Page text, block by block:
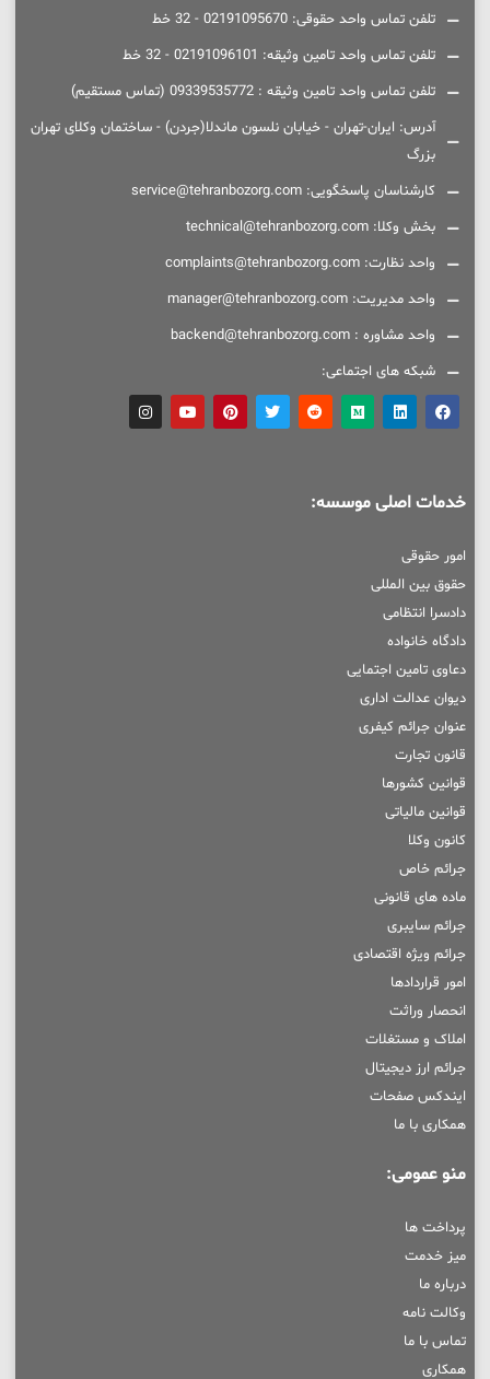
تلفن تماس واحد حقوقی: 02191095670 - 32 خط
تلفن تماس واحد تامین وثیقه: 02191096101 - 32 خط
تلفن تماس واحد تامین وثیقه : 09339535772 (تماس مستقیم)
آدرس: ایران-تهران - خیابان نلسون ماندلا(جردن) - ساختمان وکلای تهران
بزرگ
کارشناسان پاسخگویی: service@tehranbozorg.com
بخش وکلا: technical@tehranbozorg.com
واحد نظارت: complaints@tehranbozorg.com
واحد مدیریت: manager@tehranbozorg.com
واحد مشاوره : backend@tehranbozorg.com
شبکه های اجتماعی:
خدمات اصلی موسسه:
امور حقوقی
حقوق بین المللی
دادسرا انتظامی
دادگاه خانواده
دعاوی تامین اجتمایی
دیوان عدالت اداری
عنوان جرائم کیفری
قانون تجارت
قوانین کشورها
قوانین مالیاتی
کانون وکلا
جرائم خاص
ماده های قانونی
جرائم سایبری
جرائم ویژه اقتصادی
امور قراردادها
انحصار وراثت
املاک و مستغلات
جرائم ارز دیجیتال
ایندکس صفحات
همکاری با ما
منو عمومی:
پرداخت ها
میز خدمت
درباره ما
وکالت نامه
تماس با ما
همکاری